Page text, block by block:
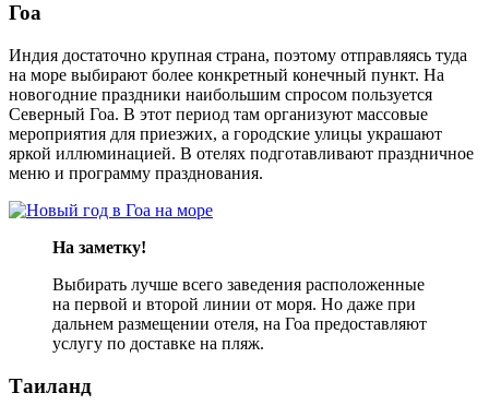
Гоа
Индия достаточно крупная страна, поэтому отправляясь туда
на море выбирают более конкретный конечный пункт. На
новогодние праздники наибольшим спросом пользуется
Северный Гоа. В этот период там организуют массовые
мероприятия для приезжих, а городские улицы украшают
яркой иллюминацией. В отелях подготавливают праздничное
меню и программу празднования.
На заметку!
Выбирать лучше всего заведения расположенные
на первой и второй линии от моря. Но даже при
дальнем размещении отеля, на Гоа предоставляют
услугу по доставке на пляж.
Таиланд